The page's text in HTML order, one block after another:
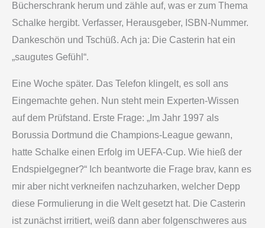
Bücherschrank herum und zähle auf, was er zum Thema
Schalke hergibt. Verfasser, Herausgeber, ISBN-Nummer.
Dankeschön und Tschüß. Ach ja: Die Casterin hat ein
„saugutes Gefühl“.
Eine Woche später. Das Telefon klingelt, es soll ans
Eingemachte gehen. Nun steht mein Experten-Wissen
auf dem Prüfstand. Erste Frage: „Im Jahr 1997 als
Borussia Dortmund die Champions-League gewann,
hatte Schalke einen Erfolg im UEFA-Cup. Wie hieß der
Endspielgegner?“ Ich beantworte die Frage brav, kann es
mir aber nicht verkneifen nachzuharken, welcher Depp
diese Formulierung in die Welt gesetzt hat. Die Casterin
ist zunächst irritiert, weiß dann aber folgenschweres aus